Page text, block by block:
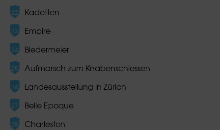
Kadetten
Empire
Biedermeier
Aufmarsch zum Knabenschiessen
Landesausstellung in Zürich
Belle Epoque
Charleston